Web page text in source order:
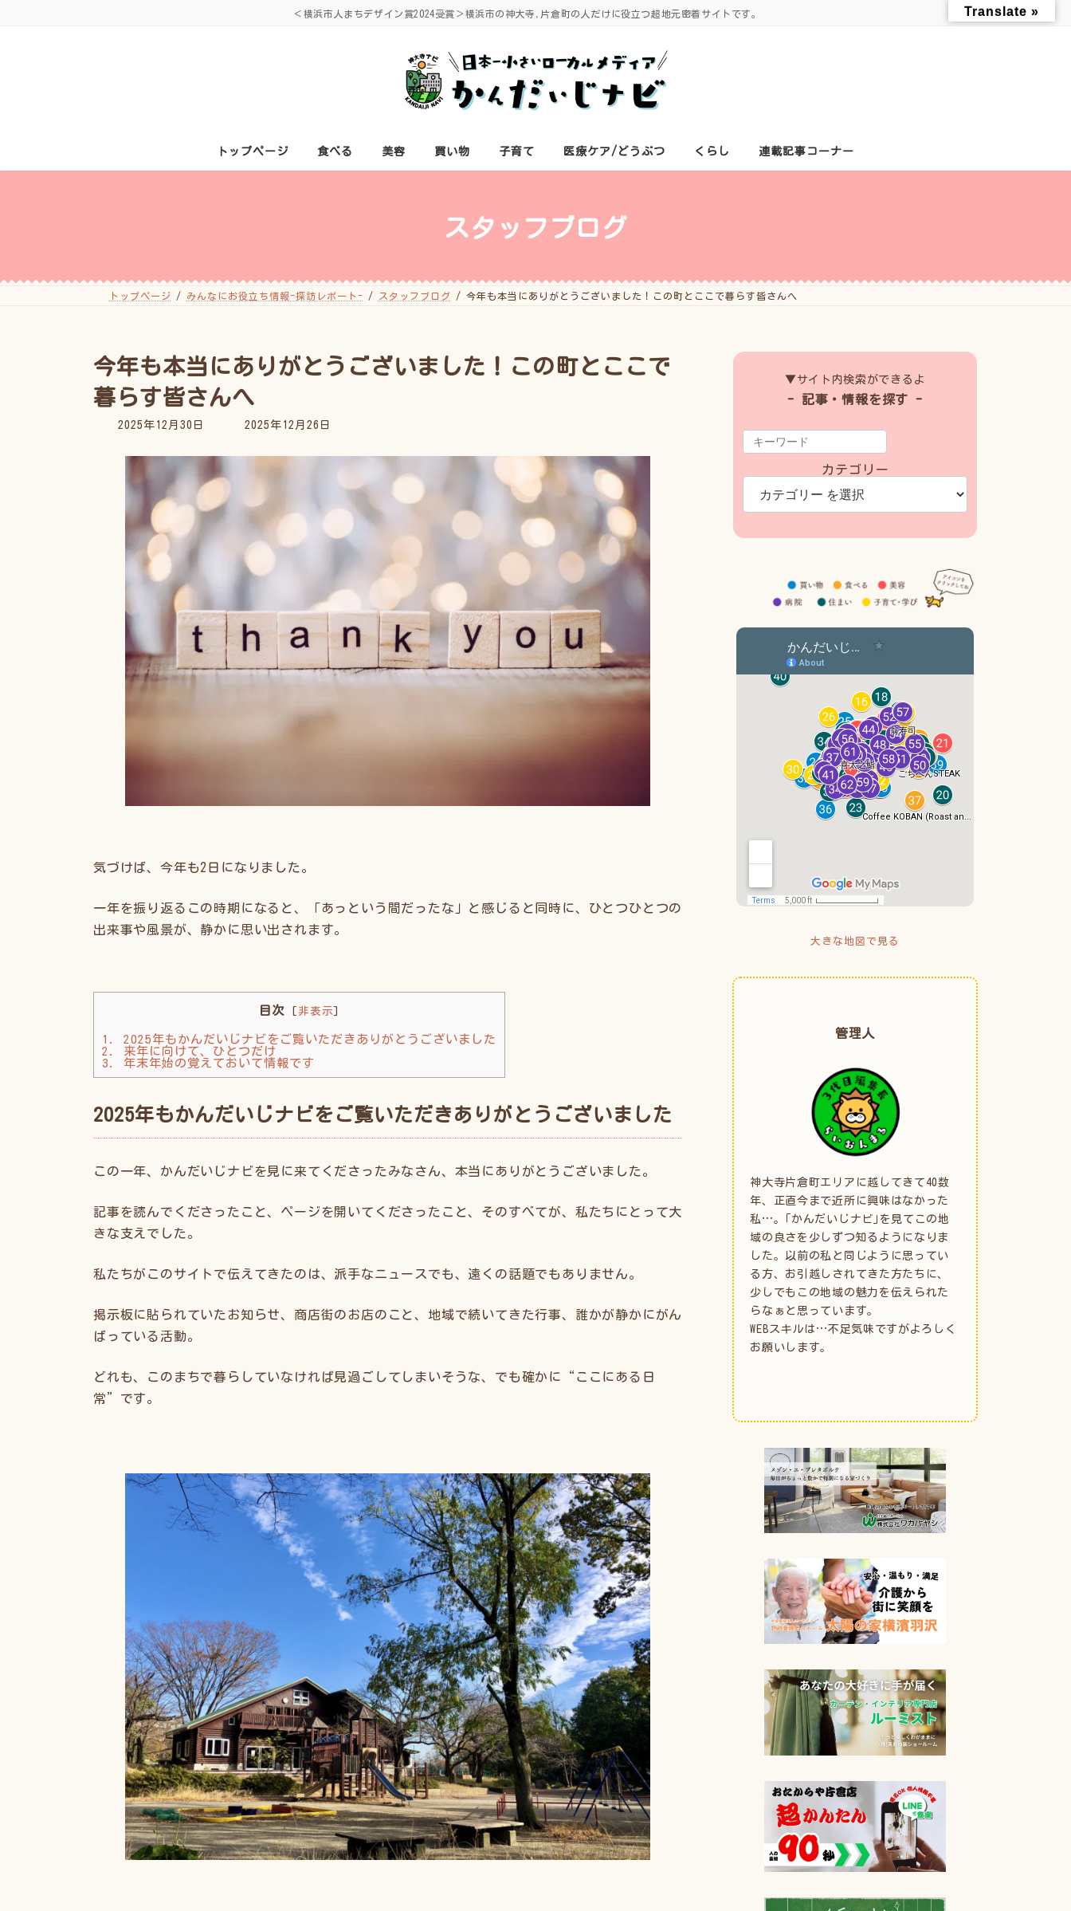
＜横浜市人まちデザイン賞2024受賞＞横浜市の神大寺,片倉町の人だけに役立つ超地元密着サイトです。
トップページ 食べる 美容 買い物 子育て 医療ケア/どうぶつ くらし 連載記事コーナー
スタッフブログ
トップページ みんなにお役立ち情報-探訪レポート- スタッフブログ 今年も本当にありがとうございました！この町とここで暮らす皆さんへ
今年も本当にありがとうございました！この町とここで
暮らす皆さんへ
2025年12月30日
最
新
2025年12月26日
気づけば、今年も2日になりました。
一年を振り返るこの時期になると、「あっという間だったな」と感じると同時に、ひとつひとつの
出来事や風景が、静かに思い出されます。
目次 [ 非表示 ]
1.
2025年もかんだいじナビをご覧いただきありがとうございました
2.
来年に向けて、ひとつだけ
3.
年末年始の覚えておいて情報です
2025年もかんだいじナビをご覧いただきありがとうございました
この一年、かんだいじナビを見に来てくださったみなさん、本当にありがとうございました。
記事を読んでくださったこと、ページを開いてくださったこと、そのすべてが、私たちにとって大
きな支えでした。
私たちがこのサイトで伝えてきたのは、派手なニュースでも、遠くの話題でもありません。
掲示板に貼られていたお知らせ、商店街のお店のこと、地域で続いてきた行事、誰かが静かにがん
ばっている活動。
どれも、このまちで暮らしていなければ見過ごしてしまいそうな、でも確かに“ここにある日
常”です。
▼サイト内検索ができるよ
- 記事・情報を探す -
カテゴリー
大きな地図で見る
管理人
神大寺片倉町エリアに越してきて40数
年、正直今まで近所に興味はなかった
私…。｢かんだいじナビ｣を見てこの地
域の良さを少しずつ知るようになりま
した。以前の私と同じように思ってい
る方、お引越しされてきた方たちに、
少しでもこの地域の魅力を伝えられた
らなぁと思っています。
WEBスキルは…不足気味ですがよろしく
お願いします。
Translate »